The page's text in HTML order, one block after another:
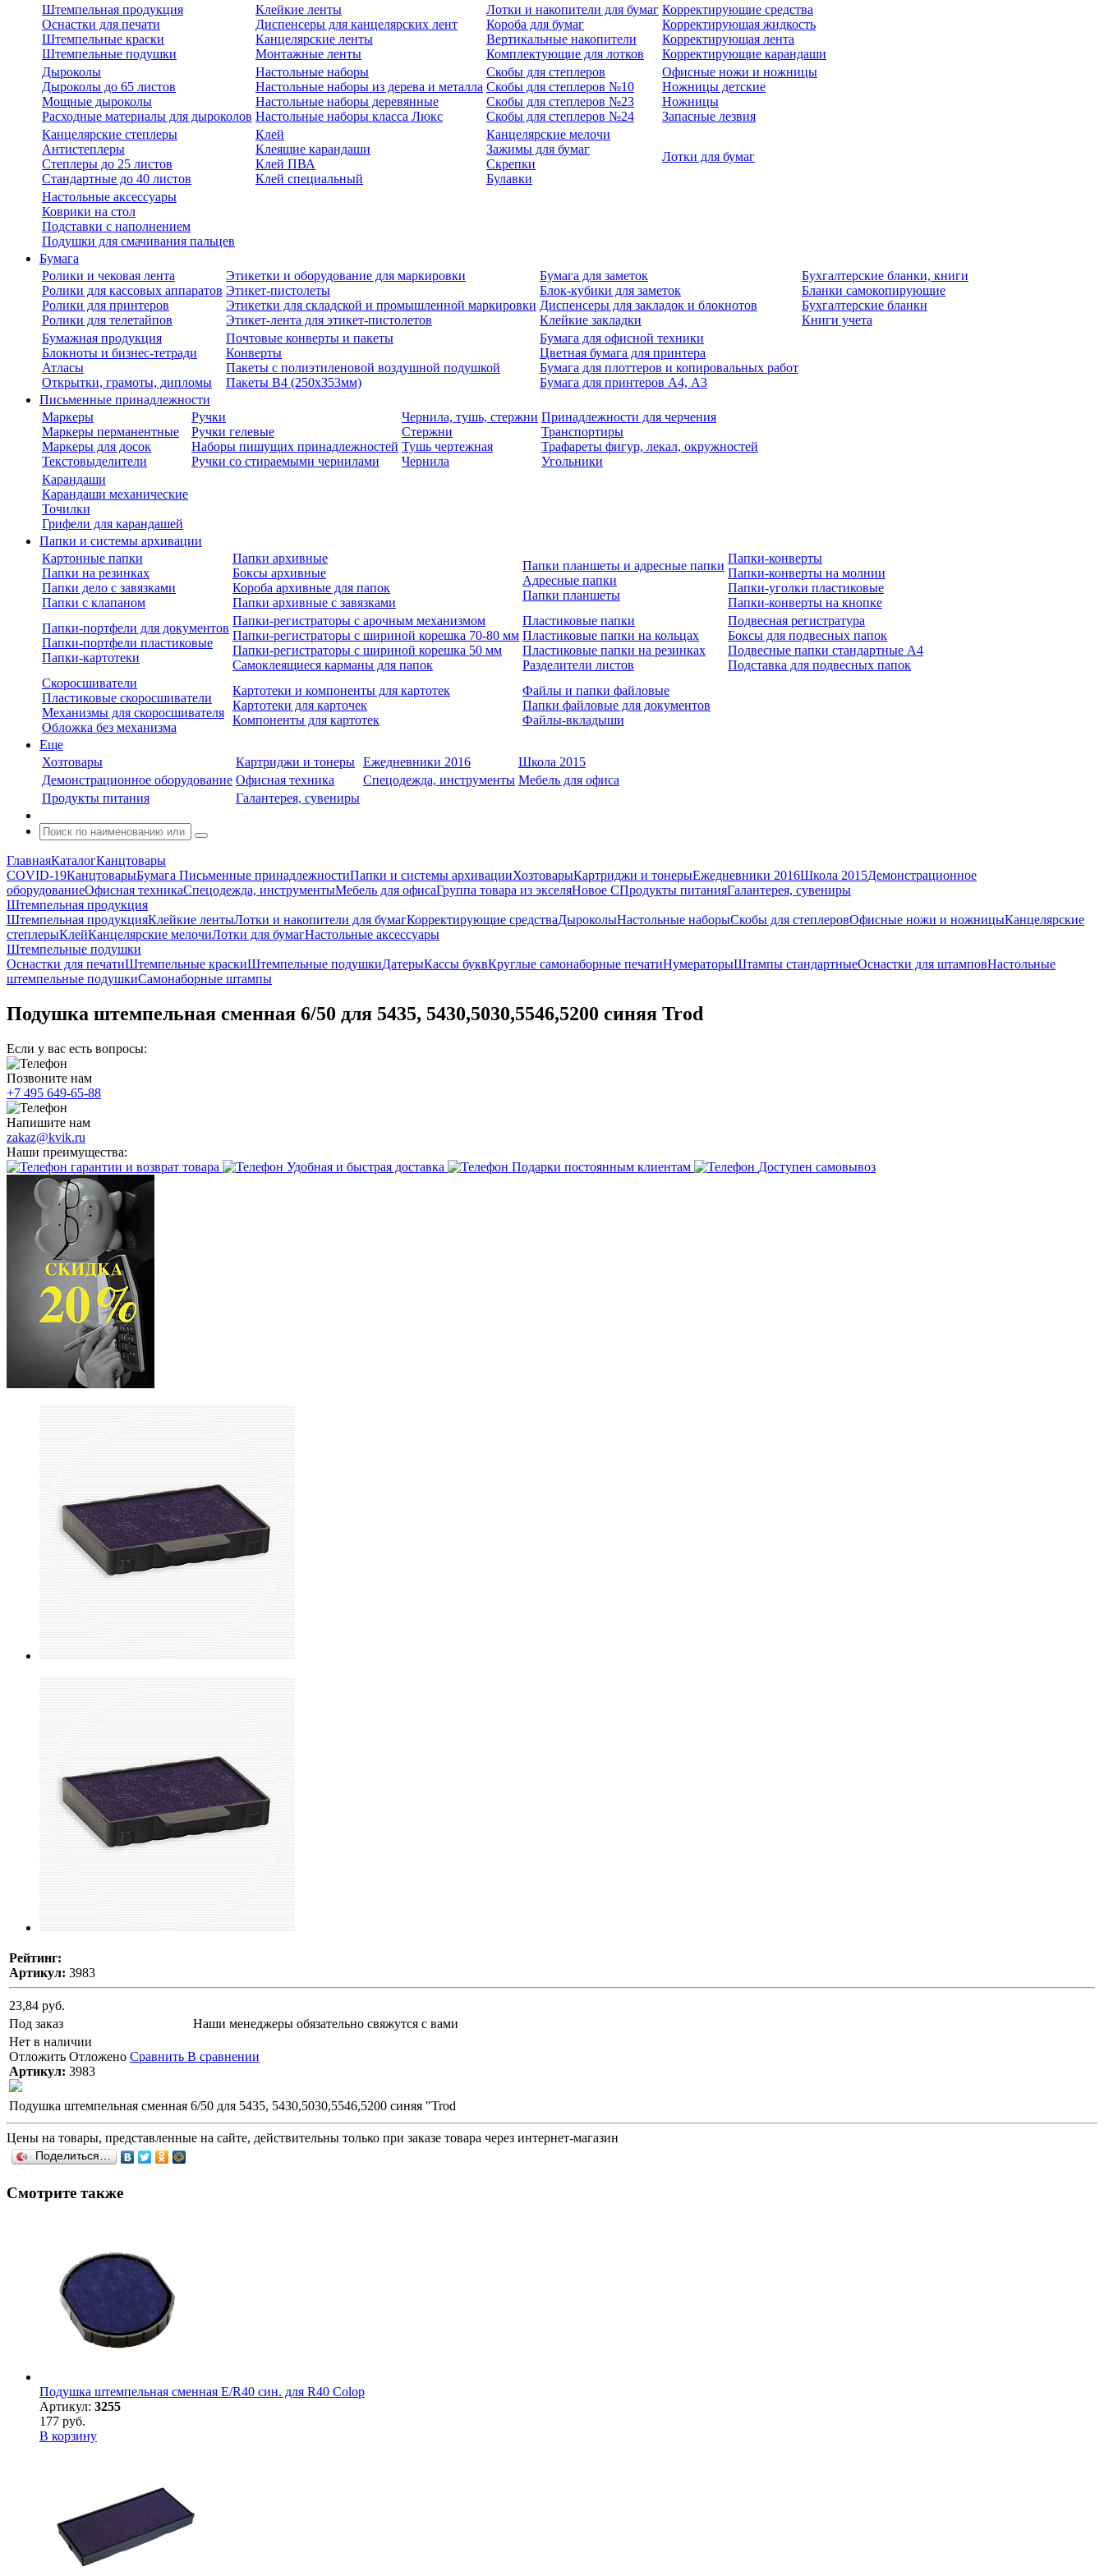
Штемпельная продукция
Оснастки для печати
Штемпельные краски
Штемпельные подушки
Клейкие ленты
Диспенсеры для канцелярских лент
Канцелярские ленты
Монтажные ленты
Лотки и накопители для бумаг
Короба для бумаг
Вертикальные накопители
Комплектующие для лотков
Корректирующие средства
Корректирующая жидкость
Корректирующая лента
Корректирующие карандаши
Дыроколы
Дыроколы до 65 листов
Мощные дыроколы
Расходные материалы для дыроколов
Настольные наборы
Настольные наборы из дерева и металла
Настольные наборы деревянные
Настольные наборы класса Люкс
Скобы для степлеров
Скобы для степлеров №10
Скобы для степлеров №23
Скобы для степлеров №24
Офисные ножи и ножницы
Ножницы детские
Ножницы
Запасные лезвия
Канцелярские степлеры
Антистеплеры
Степлеры до 25 листов
Стандартные до 40 листов
Клей
Клеящие карандаши
Клей ПВА
Клей специальный
Канцелярские мелочи
Зажимы для бумаг
Скрепки
Булавки
Лотки для бумаг
Настольные аксессуары
Коврики на стол
Подставки с наполнением
Подушки для смачивания пальцев
Бумага
Ролики и чековая лента
Ролики для кассовых аппаратов
Ролики для принтеров
Ролики для телетайпов
Этикетки и оборудование для маркировки
Этикет-пистолеты
Этикетки для складской и промышленной маркировки
Этикет-лента для этикет-пистолетов
Бумага для заметок
Блок-кубики для заметок
Диспенсеры для закладок и блокнотов
Клейкие закладки
Бухгалтерские бланки, книги
Бланки самокопирующие
Бухгалтерские бланки
Книги учета
Бумажная продукция
Блокноты и бизнес-тетради
Атласы
Открытки, грамоты, дипломы
Почтовые конверты и пакеты
Конверты
Пакеты с полиэтиленовой воздушной подушкой
Пакеты В4 (250х353мм)
Бумага для офисной техники
Цветная бумага для принтера
Бумага для плоттеров и копировальных работ
Бумага для принтеров А4, А3
Письменные принадлежности
Маркеры
Маркеры перманентные
Маркеры для досок
Текстовыделители
Ручки
Ручки гелевые
Наборы пишущих принадлежностей
Ручки со стираемыми чернилами
Чернила, тушь, стержни
Стержни
Тушь чертежная
Чернила
Принадлежности для черчения
Транспортиры
Трафареты фигур, лекал, окружностей
Угольники
Карандаши
Карандаши механические
Точилки
Грифели для карандашей
Папки и системы архивации
Картонные папки
Папки на резинках
Папки дело с завязками
Папки с клапаном
Папки архивные
Боксы архивные
Короба архивные для папок
Папки архивные с завязками
Папки планшеты и адресные папки
Адресные папки
Папки планшеты
Папки-конверты
Папки-конверты на молнии
Папки-уголки пластиковые
Папки-конверты на кнопке
Папки-портфели для документов
Папки-портфели пластиковые
Папки-картотеки
Папки-регистраторы с арочным механизмом
Папки-регистраторы с шириной корешка 70-80 мм
Папки-регистраторы с шириной корешка 50 мм
Самоклеящиеся карманы для папок
Пластиковые папки
Пластиковые папки на кольцах
Пластиковые папки на резинках
Разделители листов
Подвесная регистратура
Боксы для подвесных папок
Подвесные папки стандартные А4
Подставка для подвесных папок
Скоросшиватели
Пластиковые скоросшиватели
Механизмы для скоросшивателя
Обложка без механизма
Картотеки и компоненты для картотек
Картотеки для карточек
Компоненты для картотек
Файлы и папки файловые
Папки файловые для документов
Файлы-вкладыши
Еще
Хозтовары
Картриджи и тонеры Ежедневники 2016
Школа 2015
Демонстрационное оборудование Офисная техника Спецодежда, инструменты Мебель для офиса
Продукты питания
Галантерея, сувениры
ГлавнаяКаталогКанцтовары
COVID-19КанцтоварыБумага Письменные принадлежностиПапки и системы архивацииХозтоварыКартриджи и тонерыЕжедневники 2016Школа 2015Демонстрационное
оборудованиеОфисная техникаСпецодежда, инструментыМебель для офисаГруппа товара из экселяНовое СПродукты питанияГалантерея, сувениры
Штемпельная продукция
Штемпельная продукцияКлейкие лентыЛотки и накопители для бумагКорректирующие средстваДыроколыНастольные наборыСкобы для степлеровОфисные ножи и ножницыКанцелярские
степлерыКлейКанцелярские мелочиЛотки для бумагНастольные аксессуары
Штемпельные подушки
Оснастки для печатиШтемпельные краскиШтемпельные подушкиДатерыКассы буквКруглые самонаборные печатиНумераторыШтампы стандартныеОснастки для штамповНастольные
штемпельные подушкиСамонаборные штампы
Подушка штемпельная сменная 6/50 для 5435, 5430,5030,5546,5200 синяя Trod
Если у вас есть вопросы:
Позвоните нам
+7 495 649-65-88
Напишите нам
zakaz@kvik.ru
Наши преимущества:
гарантии и возврат товара
Удобная и быстрая доставка Подарки постоянным клиентам Доступен самовывоз
Рейтинг:
Артикул: 3983
23,84 руб.
Под заказ
Наши менеджеры обязательно свяжутся с вами
Нет в наличии
Отложить Отложено Сравнить В сравнении
Артикул: 3983
Подушка штемпельная сменная 6/50 для 5435, 5430,5030,5546,5200 синяя "Trod
Цены на товары, представленные на сайте, действительны только при заказе товара через интернет-магазин
Поделиться…
Смотрите также
Подушка штемпельная сменная E/R40 син. для R40 Colop
Артикул: 3255
177 руб.
В корзину